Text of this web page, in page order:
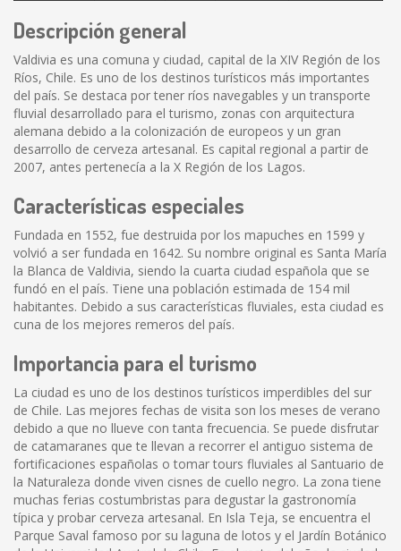
Descripción general
Valdivia es una comuna y ciudad, capital de la XIV Región de los
Ríos, Chile. Es uno de los destinos turísticos más importantes
del país. Se destaca por tener ríos navegables y un transporte
fluvial desarrollado para el turismo, zonas con arquitectura
alemana debido a la colonización de europeos y un gran
desarrollo de cerveza artesanal. Es capital regional a partir de
2007, antes pertenecía a la X Región de los Lagos.
Características especiales
Fundada en 1552, fue destruida por los mapuches en 1599 y
volvió a ser fundada en 1642. Su nombre original es Santa María
la Blanca de Valdivia, siendo la cuarta ciudad española que se
fundó en el país. Tiene una población estimada de 154 mil
habitantes. Debido a sus características fluviales, esta ciudad es
cuna de los mejores remeros del país.
Importancia para el turismo
La ciudad es uno de los destinos turísticos imperdibles del sur
de Chile. Las mejores fechas de visita son los meses de verano
debido a que no llueve con tanta frecuencia. Se puede disfrutar
de catamaranes que te llevan a recorrer el antiguo sistema de
fortificaciones españolas o tomar tours fluviales al Santuario de
la Naturaleza donde viven cisnes de cuello negro. La zona tiene
muchas ferias costumbristas para degustar la gastronomía
típica y probar cerveza artesanal. En Isla Teja, se encuentra el
Parque Saval famoso por su laguna de lotos y el Jardín Botánico